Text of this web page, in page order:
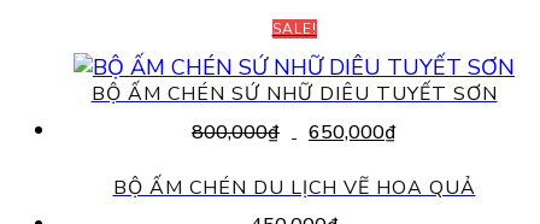
SALE!
BỘ ẤM CHÉN SỨ NHỮ DIÊU TUYẾT SƠN
800,000₫
Original
was:
800,000₫.
650,000₫
is:
BỘ ẤM CHÉN DU LỊCH VẼ HOA QUẢ